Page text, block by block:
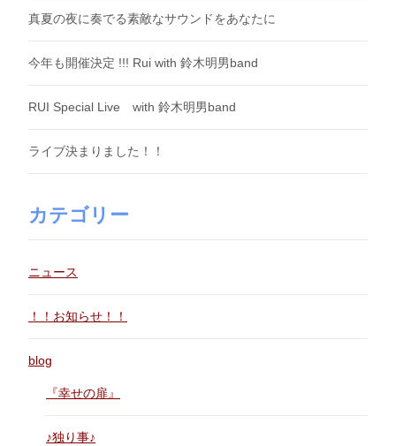
真夏の夜に奏でる素敵なサウンドをあなたに
今年も開催決定 !!! Rui with 鈴木明男band
RUI Special Live with 鈴木明男band
ライブ決まりました！！
カテゴリー
ニュース
！！お知らせ！！
blog
『幸せの扉』
♪独り事♪